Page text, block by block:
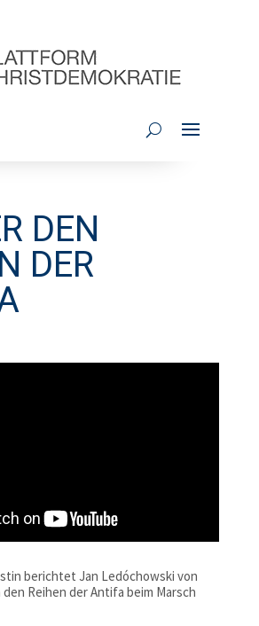
DEN
DER
berichtet Jan Ledóchowski von
Reihen der Antifa beim Marsch